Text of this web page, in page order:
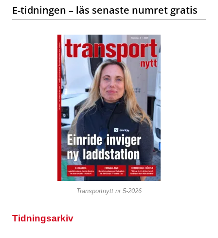
E-tidningen – läs senaste numret gratis
Transportnytt nr 5-2026
Tidningsarkiv